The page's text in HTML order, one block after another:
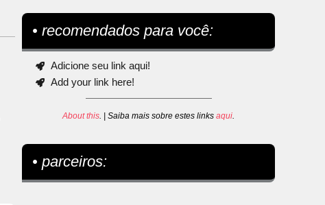
• recomendados para você:
Adicione seu link aqui!
Add your link here!
About this. | Saiba mais sobre estes linksaqui.
• parceiros: